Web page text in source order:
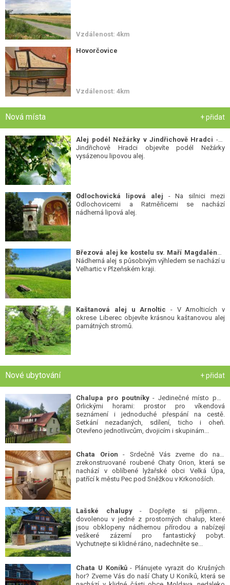
Vzdálenost: 4km
Hovorčovice
Vzdálenost: 4km
Nová místa + přidat
Alej podél Nežárky v Jindřichově Hradci - V
Jindřichově Hradci objevíte podél Nežárky
vysázenou lipovou alej.
Odlochovická lipová alej - Na silnici mezi
Odlochovicemi a Ratměřicemi se nachází
nádherná lipová alej.
Březová alej ke kostelu sv. Maří Magdalény-
Nádherná alej s působivým výhledem se nachází u
Velhartic v Plzeňském kraji.
Kaštanová alej u Arnoltic - V Arnolticích v
okrese Liberec objevíte krásnou kaštanovou alej
památných stromů.
Nové ubytování + přidat
Chalupa pro poutníky- Jedinečné místo pod
Orlickými horami: prostor pro víkendová
seznámení i jednoduché přespání na cestě.
Setkání nezadaných, sdílení, ticho i oheň.
Otevřeno jednotlivcům, dvojicím i skupinám...
Chata Orion - Srdečně Vás zveme do naší
zrekonstruované roubené Chaty Orion, která se
nachází v oblíbené lyžařské obci Velká Úpa,
patřící k městu Pec pod Sněžkou v Krkonoších.
Lašské chalupy- Dopřejte si příjemnou
dovolenou v jedné z prostorných chalup, které
jsou obklopeny nádhernou přírodou a nabízejí
veškeré zázemí pro fantastický pobyt.
Vychutnejte si klidné ráno, nadechněte se...
Chata U Koníků- Plánujete vyrazit do Krušných
hor? Zveme Vás do naší Chaty U Koníků, která se